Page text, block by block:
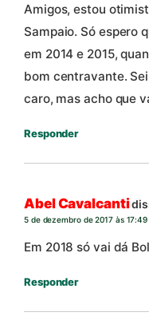
Amigos, estou
Sampaio. Só espero
em 2014 e 2015,
bom centravante.
caro, mas acho que
Responder
Abel Cavalcanti
5 de dezembro de 2017 às 17:49
Em 2018 só vai dá
Responder